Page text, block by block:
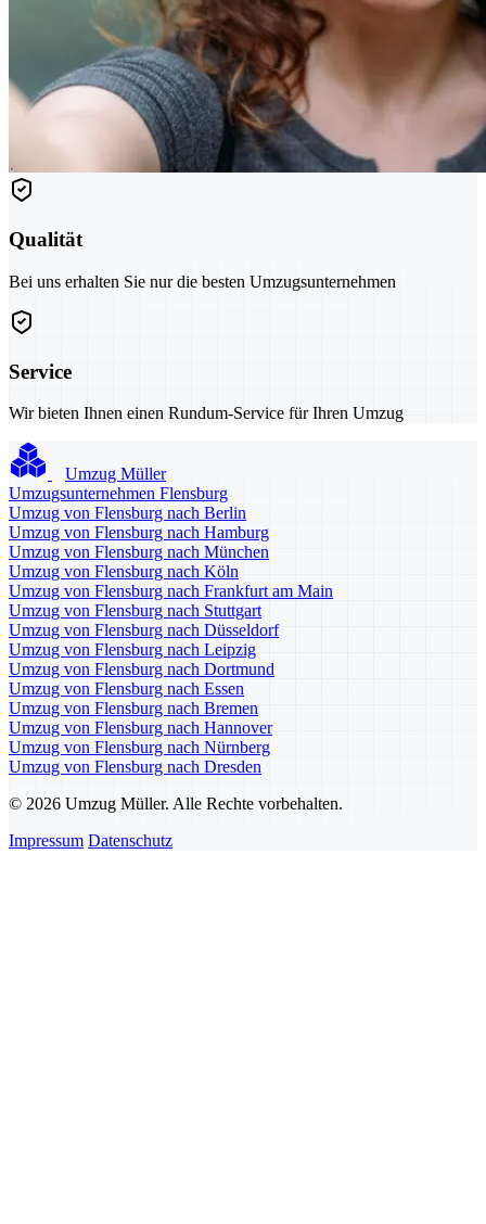
Qualität
Bei uns erhalten Sie nur die besten Umzugsunternehmen
Service
Wir bieten Ihnen einen Rundum-Service für Ihren Umzug
Umzug Müller
Umzugsunternehmen Flensburg
Umzug von Flensburg nach Berlin
Umzug von Flensburg nach Hamburg
Umzug von Flensburg nach München
Umzug von Flensburg nach Köln
Umzug von Flensburg nach Frankfurt am Main
Umzug von Flensburg nach Stuttgart
Umzug von Flensburg nach Düsseldorf
Umzug von Flensburg nach Leipzig
Umzug von Flensburg nach Dortmund
Umzug von Flensburg nach Essen
Umzug von Flensburg nach Bremen
Umzug von Flensburg nach Hannover
Umzug von Flensburg nach Nürnberg
Umzug von Flensburg nach Dresden
© 2026 Umzug Müller. Alle Rechte vorbehalten.
Impressum Datenschutz